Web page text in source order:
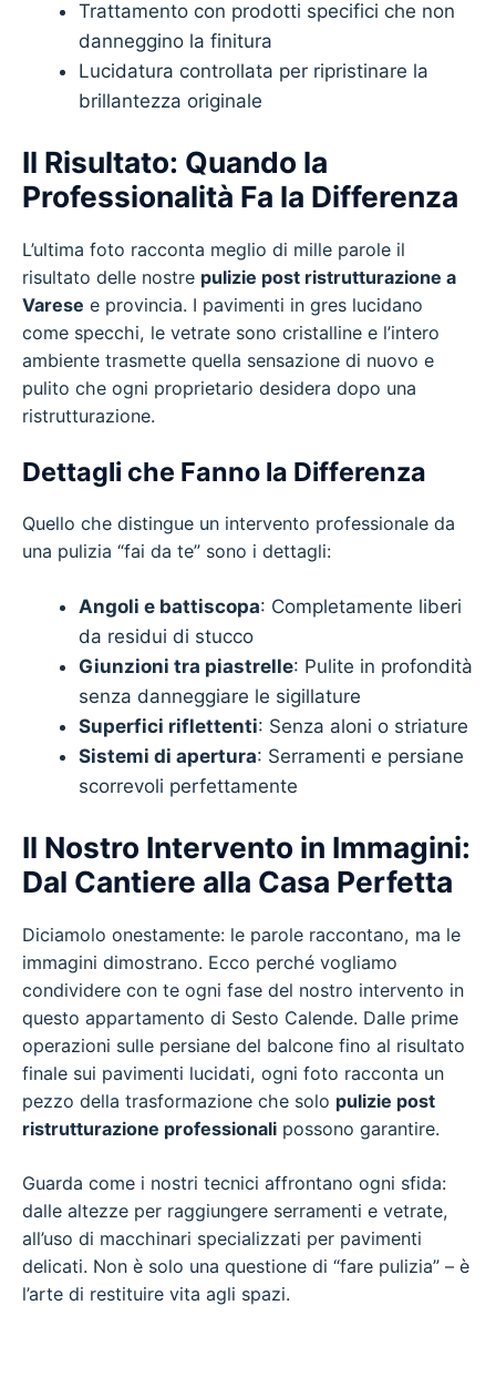
Trattamento con prodotti specifici che non
danneggino la finitura
Lucidatura controllata per ripristinare la
brillantezza originale
Il Risultato: Quando la
Professionalità Fa la Differenza
L’ultima foto racconta meglio di mille parole il
risultato delle nostre pulizie post ristrutturazione a
Varese e provincia. I pavimenti in gres lucidano
come specchi, le vetrate sono cristalline e l’intero
ambiente trasmette quella sensazione di nuovo e
pulito che ogni proprietario desidera dopo una
ristrutturazione.
Dettagli che Fanno la Differenza
Quello che distingue un intervento professionale da
una pulizia “fai da te” sono i dettagli:
Angoli e battiscopa: Completamente liberi
da residui di stucco
Giunzioni tra piastrelle: Pulite in profondità
senza danneggiare le sigillature
Superfici riflettenti: Senza aloni o striature
Sistemi di apertura: Serramenti e persiane
scorrevoli perfettamente
Il Nostro Intervento in Immagini:
Dal Cantiere alla Casa Perfetta
Diciamolo onestamente: le parole raccontano, ma le
immagini dimostrano. Ecco perché vogliamo
condividere con te ogni fase del nostro intervento in
questo appartamento di Sesto Calende. Dalle prime
operazioni sulle persiane del balcone fino al risultato
finale sui pavimenti lucidati, ogni foto racconta un
pezzo della trasformazione che solo pulizie post
ristrutturazione professionali possono garantire.
Guarda come i nostri tecnici affrontano ogni sfida:
dalle altezze per raggiungere serramenti e vetrate,
all’uso di macchinari specializzati per pavimenti
delicati. Non è solo una questione di “fare pulizia” – è
l’arte di restituire vita agli spazi.